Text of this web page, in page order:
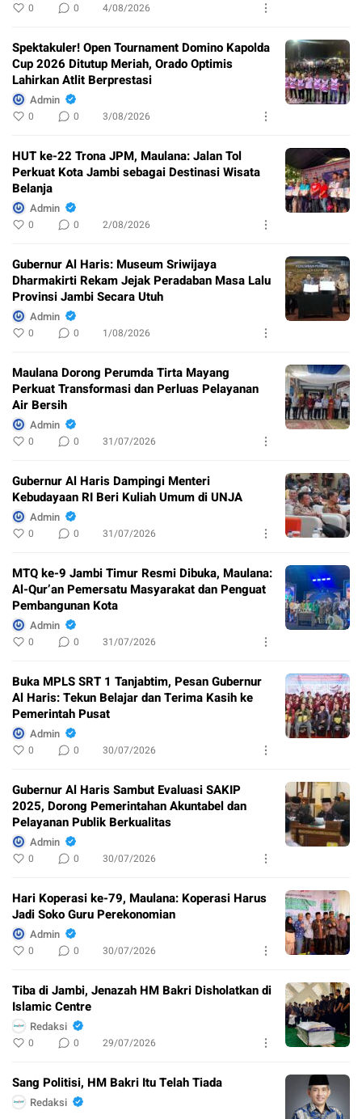
0 0 4/08/2026
Spektakuler! Open Tournament Domino Kapolda
Cup 2026 Ditutup Meriah, Orado Optimis
Lahirkan Atlit Berprestasi
Admin
0 0 3/08/2026
HUT ke-22 Trona JPM, Maulana: Jalan Tol
Perkuat Kota Jambi sebagai Destinasi Wisata
Belanja
Admin
0 0 2/08/2026
Gubernur Al Haris: Museum Sriwijaya
Dharmakirti Rekam Jejak Peradaban Masa Lalu
Provinsi Jambi Secara Utuh
Admin
0 0 1/08/2026
Maulana Dorong Perumda Tirta Mayang
Perkuat Transformasi dan Perluas Pelayanan
Air Bersih
Admin
0 0 31/07/2026
Gubernur Al Haris Dampingi Menteri
Kebudayaan RI Beri Kuliah Umum di UNJA
Admin
0 0 31/07/2026
MTQ ke-9 Jambi Timur Resmi Dibuka, Maulana:
Al-Qur’an Pemersatu Masyarakat dan Penguat
Pembangunan Kota
Admin
0 0 31/07/2026
Buka MPLS SRT 1 Tanjabtim, Pesan Gubernur
Al Haris: Tekun Belajar dan Terima Kasih ke
Pemerintah Pusat
Admin
0 0 30/07/2026
Gubernur Al Haris Sambut Evaluasi SAKIP
2025, Dorong Pemerintahan Akuntabel dan
Pelayanan Publik Berkualitas
Admin
0 0 30/07/2026
Hari Koperasi ke-79, Maulana: Koperasi Harus
Jadi Soko Guru Perekonomian
Admin
0 0 30/07/2026
Tiba di Jambi, Jenazah HM Bakri Disholatkan di
Islamic Centre
Redaksi
0 0 29/07/2026
Sang Politisi, HM Bakri Itu Telah Tiada
Redaksi